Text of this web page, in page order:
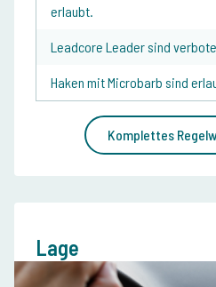
erlaubt.
Leadcore Leader sind
Haken mit Microbarb sind
Komplettes
Lage